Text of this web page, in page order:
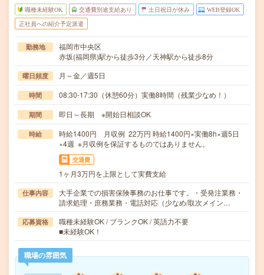
職種未経験OK 交通費別途支給あり 土日祝日が休み WEB登録OK
正社員への紹介予定派遣
勤務地
福岡市中央区
赤坂(福岡県)駅から徒歩3分／天神駅から徒歩8分
曜日頻度 月～金／週5日
時間 08:30-17:30（休憩60分）実働8時間（残業少なめ！）
期間 即日～長期 ※開始日相談OK
時給
時給1400円 月収例 22万円 時給1400円×実働8h×週5日
×4週 ※月収例を保証するものではありません。
交通費
1ヶ月3万円を上限として実費支給
仕事内容
大手企業での損害保険事務のお仕事です。・受発注業務・
請求処理・庶務業務・電話対応（少なめ/取次メイン…
応募資格
職種未経験OK / ブランクOK / 英語力不要
■未経験OK！
職場の雰囲気